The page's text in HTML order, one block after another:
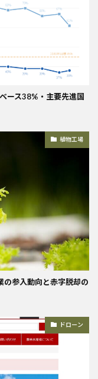
ース38%・主要先進国
植物工場
の参入動向と赤字脱却の
ドローン